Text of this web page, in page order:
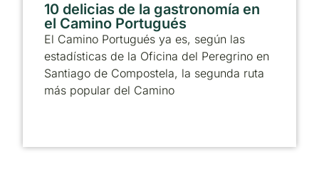
10 delicias de la gastronomía en
el Camino Portugués
El Camino Portugués ya es, según las
estadísticas de la Oficina del Peregrino en
Santiago de Compostela, la segunda ruta
más popular del Camino